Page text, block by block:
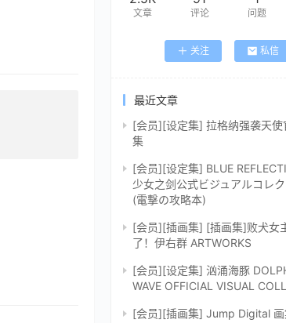
文章 评论 问题
关注 私信
最近文章
[会员][设定集] 拉格纳强袭天使
集
[会员][设定集] BLUE
少女之剑公式ビジュアルコレ
(電撃の攻略本)
[会员][插画集] [插画集]败犬女
了！伊右群 ARTWORKS
[会员][设定集] 汹涌海豚
WAVE OFFICIAL VISUAL
[会员][插画集] Jump Digital 画